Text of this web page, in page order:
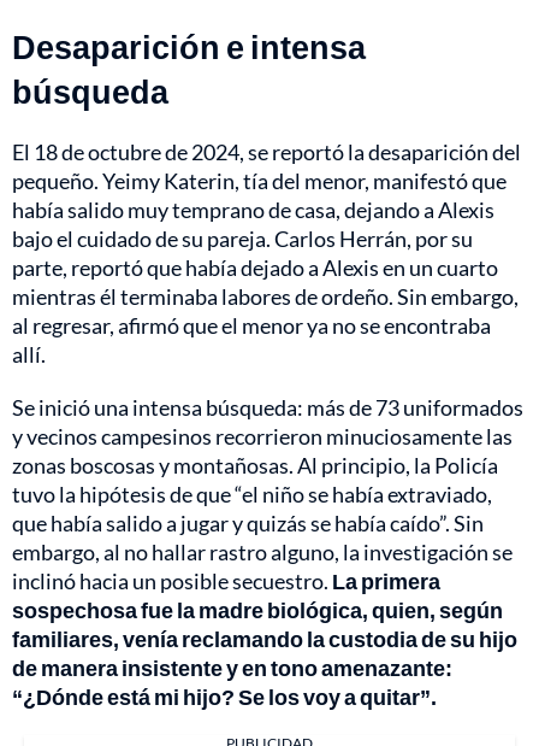
Desaparición e intensa
búsqueda
El 18 de octubre de 2024, se reportó la desaparición del
pequeño. Yeimy Katerin, tía del menor, manifestó que
había salido muy temprano de casa, dejando a Alexis
bajo el cuidado de su pareja. Carlos Herrán, por su
parte, reportó que había dejado a Alexis en un cuarto
mientras él terminaba labores de ordeño. Sin embargo,
al regresar, afirmó que el menor ya no se encontraba
allí.
Se inició una intensa búsqueda: más de 73 uniformados
y vecinos campesinos recorrieron minuciosamente las
zonas boscosas y montañosas. Al principio, la Policía
tuvo la hipótesis de que “el niño se había extraviado,
que había salido a jugar y quizás se había caído”. Sin
embargo, al no hallar rastro alguno, la investigación se
inclinó hacia un posible secuestro. La primera
sospechosa fue la madre biológica, quien, según
familiares, venía reclamando la custodia de su hijo
de manera insistente y en tono amenazante:
“¿Dónde está mi hijo? Se los voy a quitar”.